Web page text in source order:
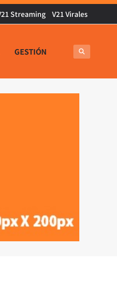
Streaming V21 Virales
GESTIÓN